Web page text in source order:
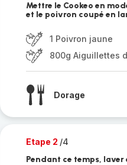
Mettre le Cookeo en
et le poivron coupé en
1 Poivron jaune
800g Aiguillettes
Dorage
Etape 2 /4
Pendant ce temps, laver